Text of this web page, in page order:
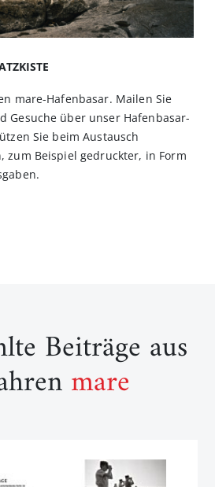
mare-Hafenbasar. Mailen Sie
Gesuche über unser Hafenbasar-
Sie beim Austausch
zum Beispiel gedruckter, in Form
Beiträge aus
mare